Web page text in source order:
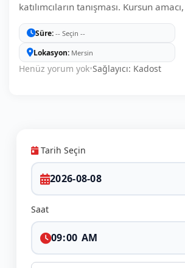
katılımcıların tanışması. Kursun
Süre -- Seçin --
Lokasyon Mersin
Henüz yorum yok•Sağlayıcı: Kadost
Tarih Seçin
Saat